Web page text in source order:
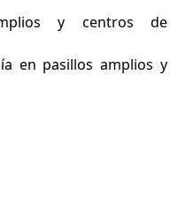
y centros de
en pasillos amplios y